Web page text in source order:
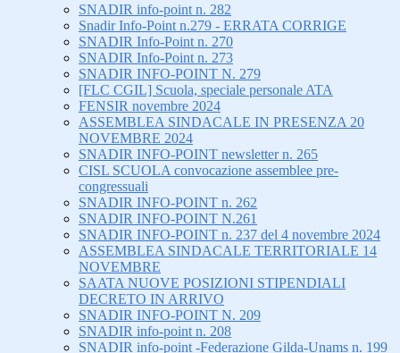
SNADIR info-point n. 282
Snadir Info-Point n.279 - ERRATA CORRIGE
SNADIR Info-Point n. 270
SNADIR Info-Point n. 273
SNADIR INFO-POINT N. 279
[FLC CGIL] Scuola, speciale personale ATA
FENSIR novembre 2024
ASSEMBLEA SINDACALE IN PRESENZA 20
NOVEMBRE 2024
SNADIR INFO-POINT newsletter n. 265
CISL SCUOLA convocazione assemblee pre-
congressuali
SNADIR INFO-POINT n. 262
SNADIR INFO-POINT N.261
SNADIR INFO-POINT n. 237 del 4 novembre 2024
ASSEMBLEA SINDACALE TERRITORIALE 14
NOVEMBRE
SAATA NUOVE POSIZIONI STIPENDIALI
DECRETO IN ARRIVO
SNADIR INFO-POINT N. 209
SNADIR info-point n. 208
SNADIR info-point -Federazione Gilda-Unams n. 199